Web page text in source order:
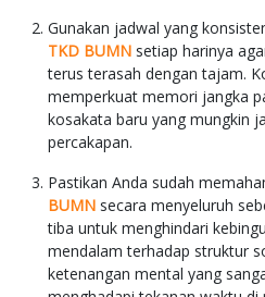
Gunakan jadwal yang
TKD BUMN setiap harinya
terus terasah dengan tajam.
memperkuat memori jangka
kosakata baru yang mungkin
percakapan.
Pastikan Anda sudah
BUMN secara menyeluruh
tiba untuk menghindari
mendalam terhadap struktur
ketenangan mental yang